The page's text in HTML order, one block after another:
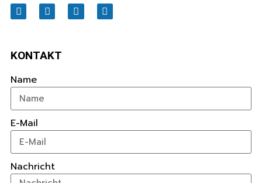
KONTAKT
Name
E-Mail
Nachricht